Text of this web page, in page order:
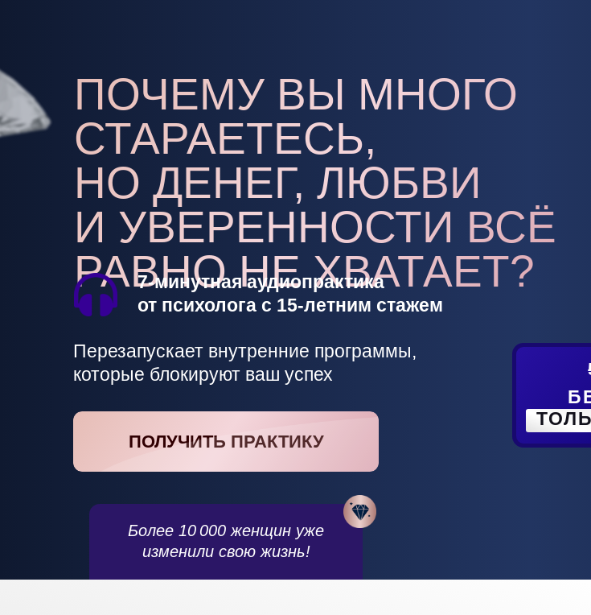
Перезапускает внутренние программы,
которые блокируют ваш успех
ПОЧЕМУ ВЫ МНОГО
СТАРАЕТЕСЬ,
НО ДЕНЕГ, ЛЮБВИ
И УВЕРЕННОСТИ ВСЁ
РАВНО НЕ ХВАТАЕТ?
ПОЛУЧИТЬ ПРАКТИКУ
7-минутная аудиопрактика
от психолога с 15-летним стажем
Более 10 000 женщин уже
изменили свою жизнь!